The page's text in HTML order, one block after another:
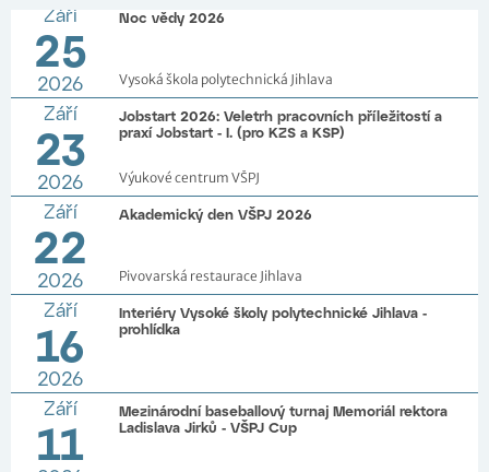
Září
25
2026
Noc vědy 2026
Vysoká škola polytechnická Jihlava
Září
23
2026
Jobstart 2026: Veletrh pracovních příležitostí a
praxí Jobstart - I. (pro KZS a KSP)
Výukové centrum VŠPJ
Září
22
2026
Akademický den VŠPJ 2026
Pivovarská restaurace Jihlava
Září
16
2026
Interiéry Vysoké školy polytechnické Jihlava -
prohlídka
Září
11
Mezinárodní baseballový turnaj Memoriál rektora
Ladislava Jirků - VŠPJ Cup